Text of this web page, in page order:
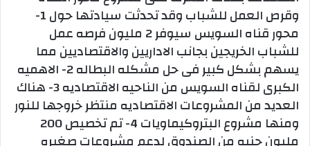
وقرص العمل للشباب وقد تحدثت سيادتها حول 1-
محور قناه السويس سيوفر 2 مليون فرصه عمل
للشباب الخريجين بجانب الاداريين والاقتصاديين مما
يسهم بشكل كبير فى حل مشكله البطاله 2- الاهميه
الكبرى لقناه السويس من الناحيه الاقتصاديه 3- هناك
العديد من المشروعات الاقتصاديه منتظر خروجها للنور
ومنها مشروع البتروكيماويات 4- تم تخصيص 200